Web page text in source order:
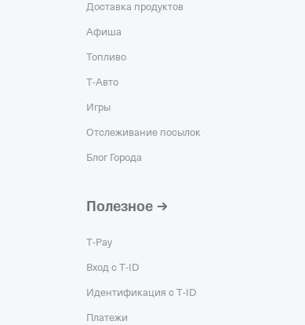
Доставка продуктов
Афиша
Топливо
Т‑Авто
Игры
Отслеживание посылок
Блог Города
Полезное
Т‑Pay
Вход с Т‑ID
Идентификация с T‑ID
Платежи